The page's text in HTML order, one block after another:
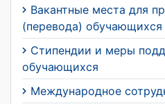
Вакантные места для
(перевода) обучающихся
Стипендии и меры
обучающихся
Международное